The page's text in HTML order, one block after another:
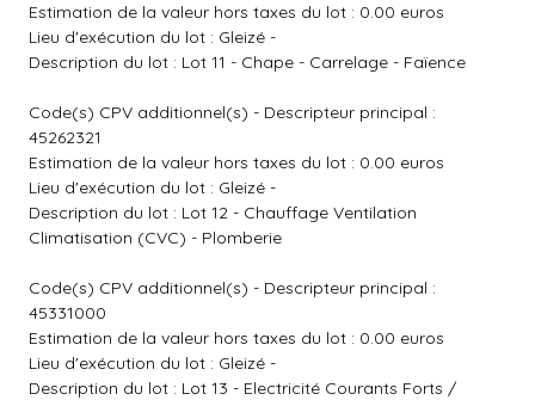
Estimation de la valeur hors taxes du lot : 0.00 euros
Lieu d'exécution du lot : Gleizé -
Description du lot : Lot 11 - Chape - Carrelage - Faïence
Code(s) CPV additionnel(s) - Descripteur principal :
45262321
Estimation de la valeur hors taxes du lot : 0.00 euros
Lieu d'exécution du lot : Gleizé -
Description du lot : Lot 12 - Chauffage Ventilation
Climatisation (CVC) - Plomberie
Code(s) CPV additionnel(s) - Descripteur principal :
45331000
Estimation de la valeur hors taxes du lot : 0.00 euros
Lieu d'exécution du lot : Gleizé -
Description du lot : Lot 13 - Electricité Courants Forts /